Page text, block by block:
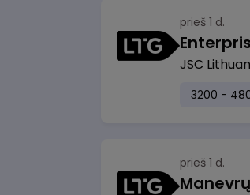
prieš 1 d.
JSC
3200 -
prieš 1 d.